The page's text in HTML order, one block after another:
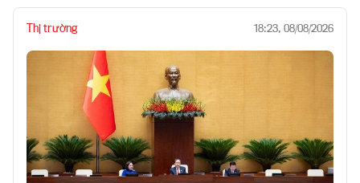
Thị trường 18:23, 08/08/2026